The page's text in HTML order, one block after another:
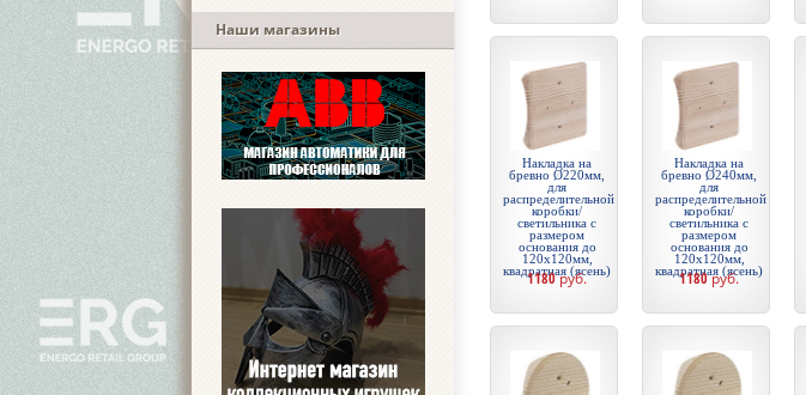
Наши магазины
Накладка на
бревно Ø220мм,
для
распределительной
коробки/
светильника с
размером
основания до
120х120мм,
квадратная (ясень)
1180руб.
Накладка на
бревно Ø240мм,
для
распределительной
коробки/
светильника с
размером
основания до
120х120мм,
квадратная (ясень)
1180руб.